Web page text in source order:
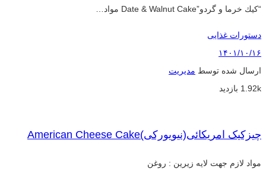
“كيك خرما و گردو”Date & Walnut Cake مواد…
دستورات غذایی
۱۴۰۱/۱۰/۱۶
ارسال شده توسط مدیریت
1.92k بازدید
چیزکیک امریکائی(نیویورکی)American Cheese Cake
مواد لازم جهت لایه زیرین : روغن